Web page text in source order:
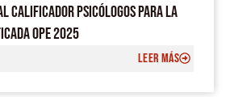
CALIFICADOR PSICÓLOGOS PARA LA
OPE 2025
LEER MÁS